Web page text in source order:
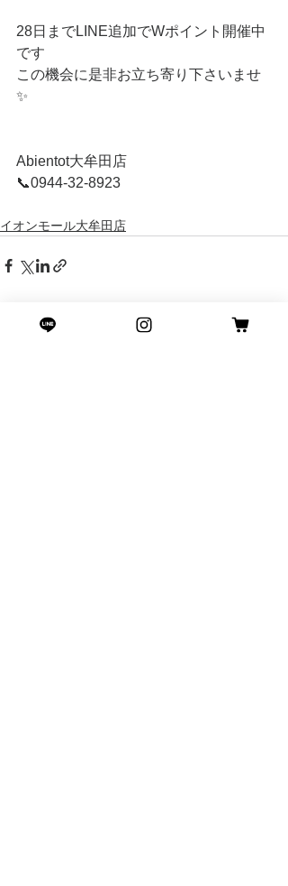
28日までLINE追加でWポイント開催中
です
この機会に是非お立ち寄り下さいませ
✨
Abientot大牟田店
📞0944-32-8923
イオンモール大牟田店
最新記事 すべて表示